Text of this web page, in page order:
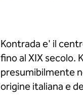
Kontrada e' il
fino al XIX secolo.
presumibilmente
origine italiana e